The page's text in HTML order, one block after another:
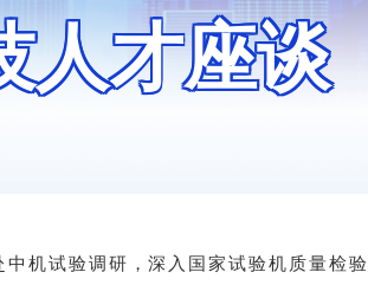
人才座谈
机试验调研，深入国家试验机质量检验